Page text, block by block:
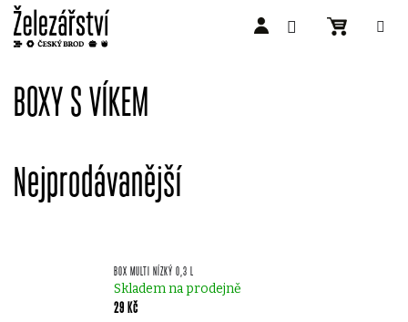
obsah
BOXY S VÍKEM
Nejprodávanější
BOX MULTI NÍZKÝ 0,3 L
Skladem na prodejně
29 Kč